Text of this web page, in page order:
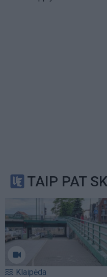
TAIP PAT
Klaipėda